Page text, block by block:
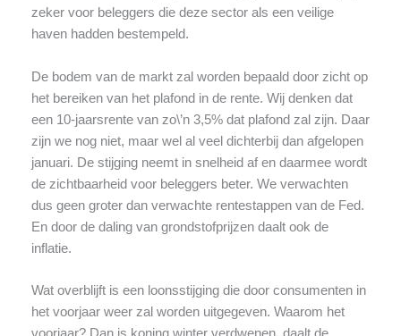
zeker voor beleggers die deze sector als een veilige
haven hadden bestempeld.
De bodem van de markt zal worden bepaald door zicht op
het bereiken van het plafond in de rente. Wij denken dat
een 10-jaarsrente van zo\’n 3,5% dat plafond zal zijn. Daar
zijn we nog niet, maar wel al veel dichterbij dan afgelopen
januari. De stijging neemt in snelheid af en daarmee wordt
de zichtbaarheid voor beleggers beter. We verwachten
dus geen groter dan verwachte rentestappen van de Fed.
En door de daling van grondstofprijzen daalt ook de
inflatie.
Wat overblijft is een loonsstijging die door consumenten in
het voorjaar weer zal worden uitgegeven. Waarom het